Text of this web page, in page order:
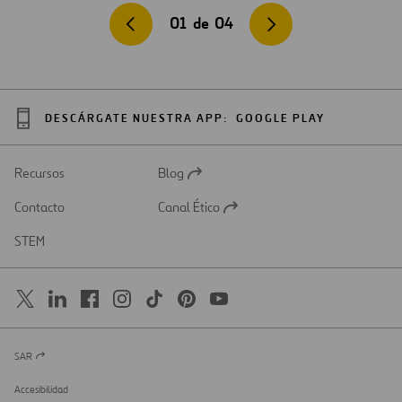
01 de 04
DESCÁRGATE NUESTRA APP: GOOGLE PLAY
Recursos
Abrir
una
Blog
Contacto
Abrir
Canal Ético
STEM
Abrir
una
nueva
SAR
Accesibilidad